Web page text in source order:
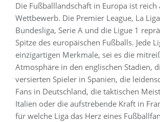
Die Fußballlandschaft in Europa ist reich
Wettbewerb. Die Premier League, La
Bundesliga, Serie A und die Ligue 1
Spitze des europäischen Fußballs. Jede
einzigartigen Merkmale, sei es die
Atmosphäre in den englischen Stadien,
versierten Spieler in Spanien, die
Fans in Deutschland, die taktischen
Italien oder die aufstrebende Kraft in
für welche Liga das Herz eines